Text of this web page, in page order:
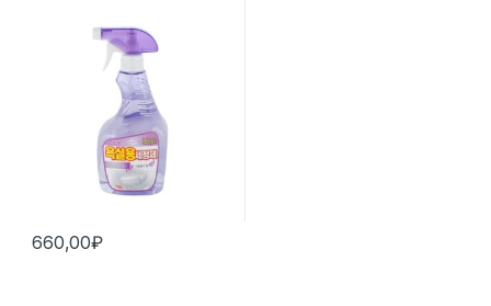
660,00₽